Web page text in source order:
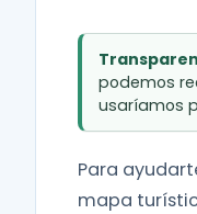
podemos
usaríamos
Para
mapa